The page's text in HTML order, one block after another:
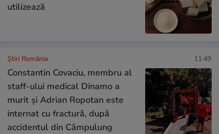
utilizează
Știri România 11:49
Constantin Covaciu, membru al
staff-ului medical Dinamo a
murit și Adrian Ropotan este
internat cu fractură, după
accidentul din Câmpulung